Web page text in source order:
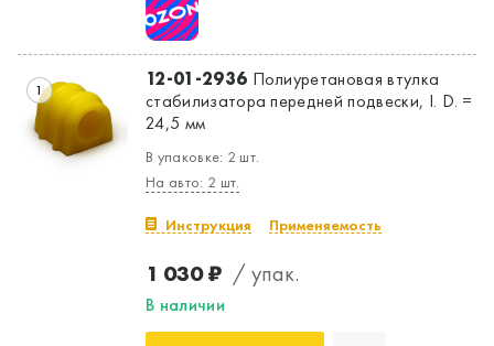
1 12-01-2936 Полиуретановая втулка
стабилизатора передней подвески, I. D. =
24,5 мм
В упаковке: 2 шт.
На авто: 2 шт.
Инструкция Применяемость
1 030 ₽ / упак.
В наличии